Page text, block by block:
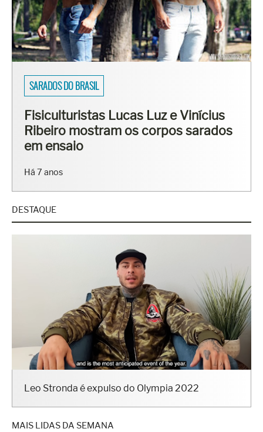
SARADOS DO BRASIL
Fisiculturistas Lucas Luz e Vinícius
Ribeiro mostram os corpos sarados
em ensaio
Há 7 anos
DESTAQUE
Leo Stronda é expulso do Olympia 2022
MAIS LIDAS DA SEMANA